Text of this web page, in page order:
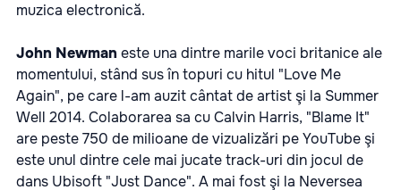
muzica electronică.
John Newman este una dintre marile voci britanice ale
momentului, stând sus în topuri cu hitul "Love Me
Again", pe care l-am auzit cântat de artist şi la Summer
Well 2014. Colaborarea sa cu Calvin Harris, "Blame It"
are peste 750 de milioane de vizualizări pe YouTube şi
este unul dintre cele mai jucate track-uri din jocul de
dans Ubisoft "Just Dance". A mai fost şi la Neversea